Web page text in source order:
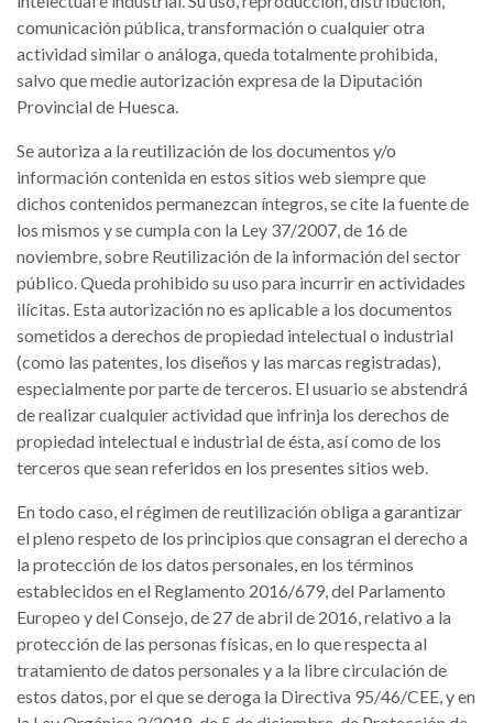
comunicación pública, transformación o cualquier otra
actividad similar o análoga, queda totalmente prohibida,
salvo que medie autorización expresa de la Diputación
Provincial de Huesca.
Se autoriza a la reutilización de los documentos y/o
información contenida en estos sitios web siempre que
dichos contenidos permanezcan íntegros, se cite la fuente de
los mismos y se cumpla con la Ley 37/2007, de 16 de
noviembre, sobre Reutilización de la información del sector
público. Queda prohibido su uso para incurrir en actividades
ilícitas. Esta autorización no es aplicable a los documentos
sometidos a derechos de propiedad intelectual o industrial
(como las patentes, los diseños y las marcas registradas),
especialmente por parte de terceros. El usuario se abstendrá
de realizar cualquier actividad que infrinja los derechos de
propiedad intelectual e industrial de ésta, así como de los
terceros que sean referidos en los presentes sitios web.
En todo caso, el régimen de reutilización obliga a garantizar
el pleno respeto de los principios que consagran el derecho a
la protección de los datos personales, en los términos
establecidos en el Reglamento 2016/679, del Parlamento
Europeo y del Consejo, de 27 de abril de 2016, relativo a la
protección de las personas físicas, en lo que respecta al
tratamiento de datos personales y a la libre circulación de
estos datos, por el que se deroga la Directiva 95/46/CEE, y en